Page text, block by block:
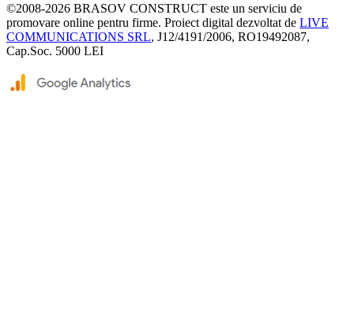
©2008-2026 BRASOV CONSTRUCT este un serviciu de
promovare online pentru firme. Proiect digital dezvoltat de LIVE
COMMUNICATIONS SRL, J12/4191/2006, RO19492087,
Cap.Soc. 5000 LEI